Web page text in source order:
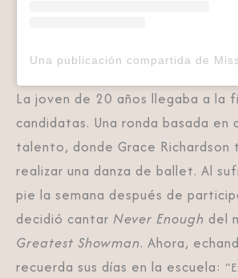
La joven de 20 años llegaba a la
candidatas. Una ronda basada en
talento, donde Grace Richardson
realizar una danza de ballet. Al
pie la semana después de
decidió cantar Never Enough del
Greatest Showman. Ahora,
recuerda sus días en la escuela: “E